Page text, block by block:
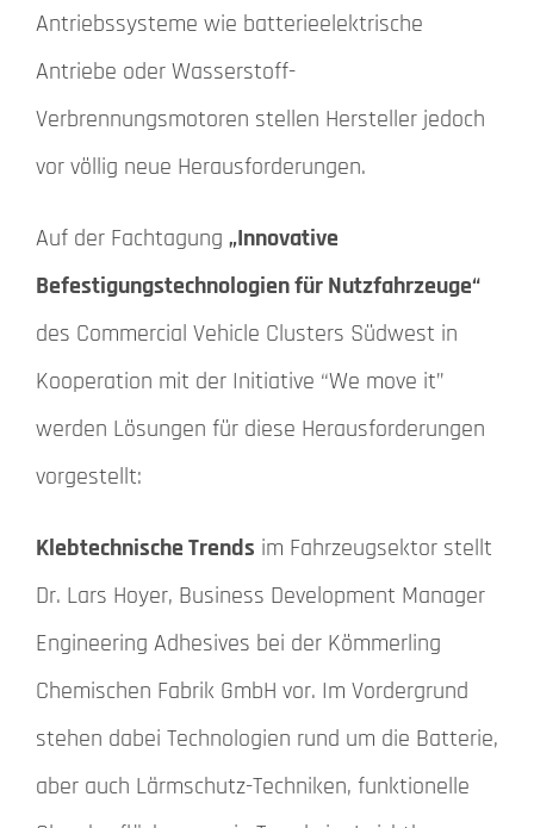
Antriebssysteme wie batterieelektrische
Antriebe oder Wasserstoff-
Verbrennungsmotoren stellen Hersteller jedoch
vor völlig neue Herausforderungen.
Auf der Fachtagung „Innovative
Befestigungstechnologien für Nutzfahrzeuge“
des Commercial Vehicle Clusters Südwest in
Kooperation mit der Initiative “We move it”
werden Lösungen für diese Herausforderungen
vorgestellt:
Klebtechnische Trends im Fahrzeugsektor stellt
Dr. Lars Hoyer, Business Development Manager
Engineering Adhesives bei der Kömmerling
Chemischen Fabrik GmbH vor. Im Vordergrund
stehen dabei Technologien rund um die Batterie,
aber auch Lärmschutz-Techniken, funktionelle